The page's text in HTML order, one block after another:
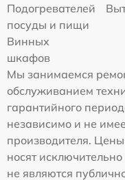
Подогревателей
посуды и пищи
Винных
шкафов
Мы занимаемся
обслуживанием
гарантийного
независимо и не
производителя.
носят
не являются